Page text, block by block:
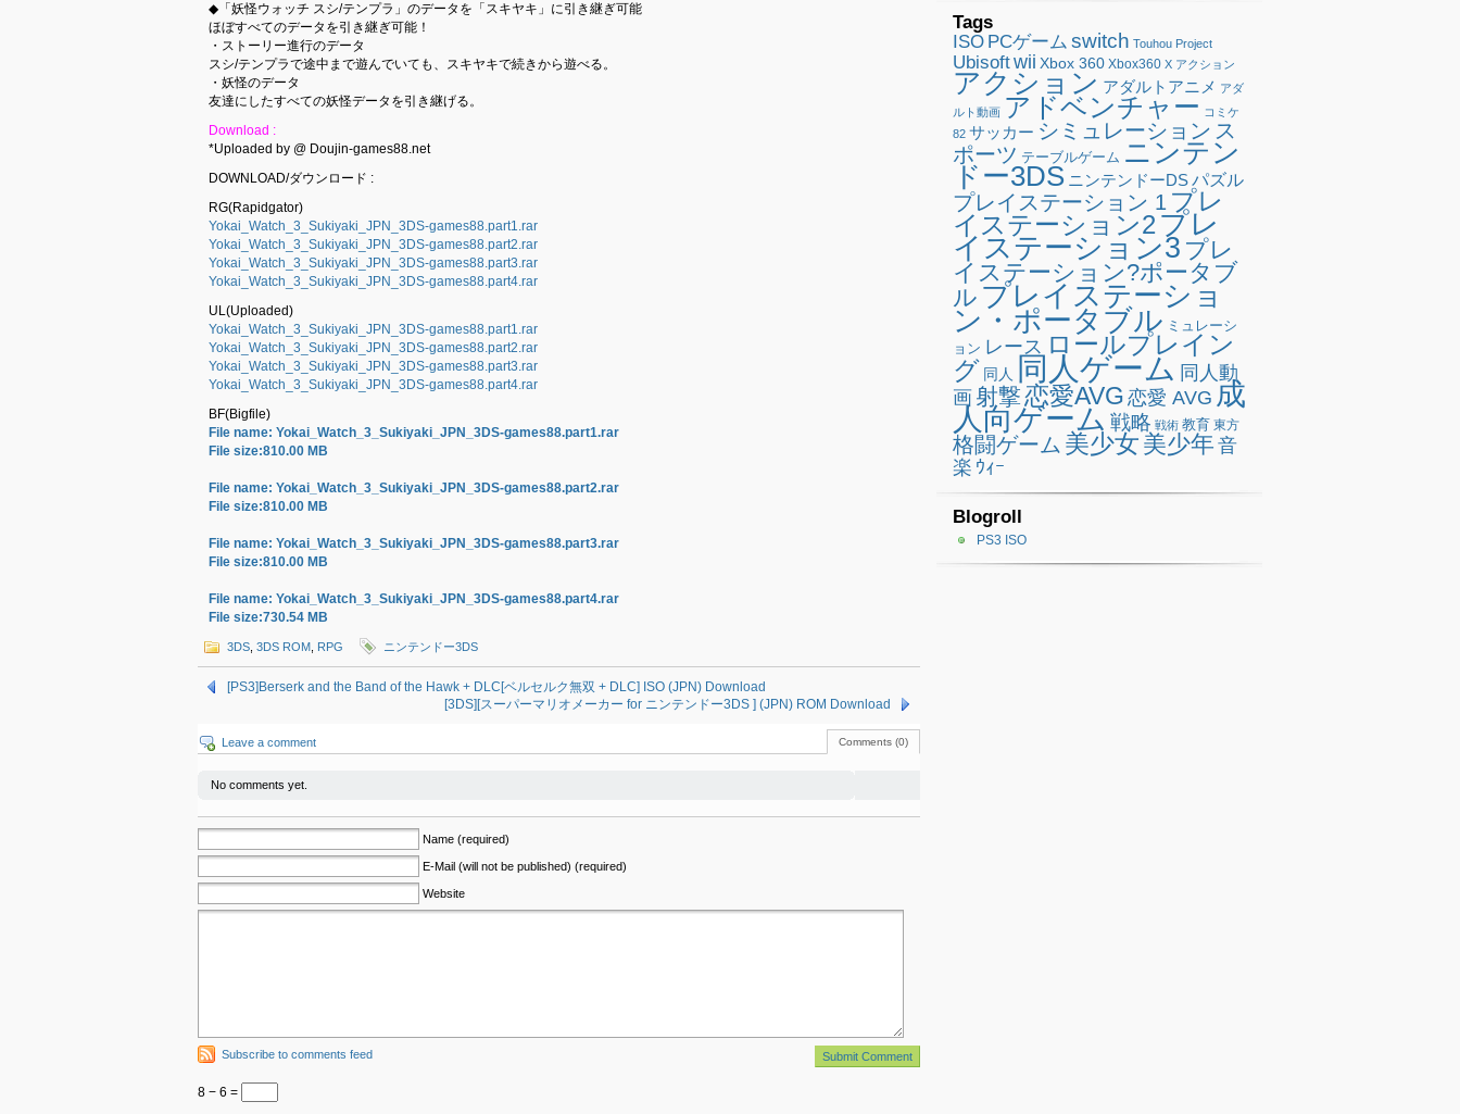
◆「妖怪ウォッチ スシ/テンプラ」のデータを「スキヤキ」に引き継ぎ可能
ほぼすべてのデータを引き継ぎ可能！
・ストーリー進行のデータ
スシ/テンプラで途中まで遊んでいても、スキヤキで続きから遊べる。
・妖怪のデータ
友達にしたすべての妖怪データを引き継げる。
Download :
*Uploaded by @ Doujin-games88.net
DOWNLOAD/ダウンロード :
RG(Rapidgator)
Yokai_Watch_3_Sukiyaki_JPN_3DS-games88.part1.rar
Yokai_Watch_3_Sukiyaki_JPN_3DS-games88.part2.rar
Yokai_Watch_3_Sukiyaki_JPN_3DS-games88.part3.rar
Yokai_Watch_3_Sukiyaki_JPN_3DS-games88.part4.rar
UL(Uploaded)
Yokai_Watch_3_Sukiyaki_JPN_3DS-games88.part1.rar
Yokai_Watch_3_Sukiyaki_JPN_3DS-games88.part2.rar
Yokai_Watch_3_Sukiyaki_JPN_3DS-games88.part3.rar
Yokai_Watch_3_Sukiyaki_JPN_3DS-games88.part4.rar
BF(Bigfile)
File name: Yokai_Watch_3_Sukiyaki_JPN_3DS-games88.part1.rar
File size:810.00 MB
File name: Yokai_Watch_3_Sukiyaki_JPN_3DS-games88.part2.rar
File size:810.00 MB
File name: Yokai_Watch_3_Sukiyaki_JPN_3DS-games88.part3.rar
File size:810.00 MB
File name: Yokai_Watch_3_Sukiyaki_JPN_3DS-games88.part4.rar
File size:730.54 MB
3DS 3DS ROM RPG ニンテンドー3DS
[PS3]Berserk and the Band of the Hawk + DLC[ベルセルク無双 + DLC] ISO (JPN) Download
[3DS][スーパーマリオメーカー for ニンテンドー3DS ] (JPN) ROM Download
Comments (0)
Leave a comment
No comments yet.
Name (required)
E-Mail (will not be published) (required)
Website
Subscribe to comments feed
8 − 6 =
Tags
ISO PCゲーム switch Touhou Project
Ubisoftwii Xbox 360 Xbox360 X アクション
アクション アダルトアニメ アダ
ルト動画 アドベンチャー コミケ
82 サッカー シミュレーション ス
ポーツ テーブルゲーム ニンテン
ドー3DS ニンテンドーDSパズル
プレイステーション 1 プレ
イステーション2プレ
イステーション3 プレ
イステーション?ポータブ
ル プレイステーショ
ン・ポータブル ミュレーシ
ョン レース ロールプレイン
グ 同人 同人ゲーム 同人動
画射撃恋愛AVG 恋愛 AVG 成
人向ゲーム 戦略 戦術 教育 東方
格闘ゲーム 美少女 美少年音
楽 ｳｨｰ
Blogroll
PS3 ISO